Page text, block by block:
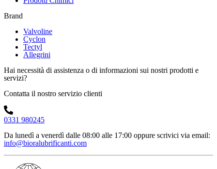
Brand
Valvoline
Cyclon
Tectyl
Allegrini
Hai necessità di assistenza o di informazioni sui nostri prodotti e
servizi?
Contatta il nostro servizio clienti
0331 980245
Da lunedì a venerdì dalle 08:00 alle 17:00 oppure scrivici via email:
info@bioralubrificanti.com